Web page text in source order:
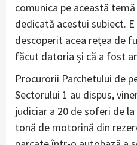
comunica pe această
dedicată acestui subiect. E
descoperit acea rețea de
făcut datoria și că a fost
Procurorii Parchetului de
Sectorului 1 au dispus,
judiciar a 20 de șoferi de
tonă de motorină din